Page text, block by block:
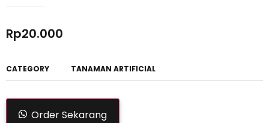
Rp20.000
CATEGORY TANAMAN ARTIFICIAL
Order Sekarang